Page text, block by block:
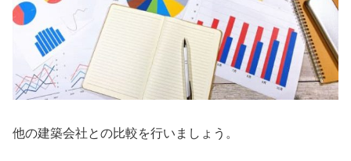
他の建築会社との比較を行いましょう。